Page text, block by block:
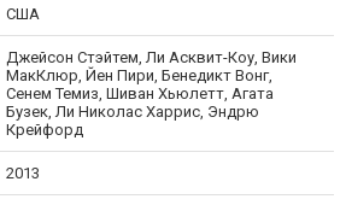
США
Джейсон Стэйтем, Ли Асквит-Коу, Вики
МакКлюр, Йен Пири, Бенедикт Вонг,
Сенем Темиз, Шиван Хьюлетт, Агата
Бузек, Ли Николас Харрис, Эндрю
Крейфорд
2013